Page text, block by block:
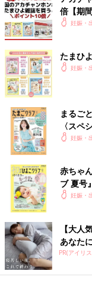
倍【期
妊娠・
たまひ
妊娠・
まるご
〈スペ
妊娠・
赤ちゃ
ブ 夏号
く！ お
妊娠・
【大
あなたに
PR(アイリ